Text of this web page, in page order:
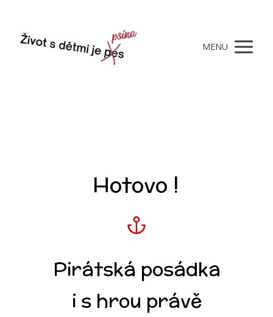
MENU
Hotovo !
Pirátská posádka
i s hrou právě